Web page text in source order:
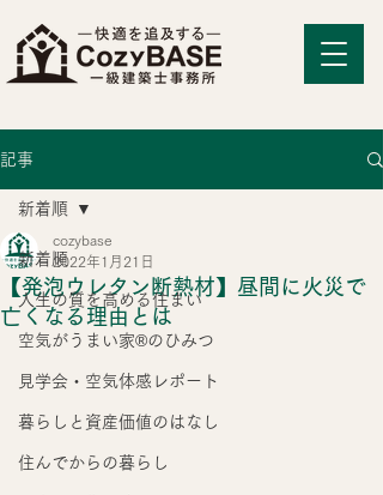
記事
新着順
人生の質を高める住まい
空気がうまい家®のひみつ
見学会・空気体感レポート
暮らしと資産価値のはなし
住んでからの暮らし
新着順
【発泡ウレタン断熱材】昼間に火災で
亡くなる理由とは
cozybase
2022年1月21日